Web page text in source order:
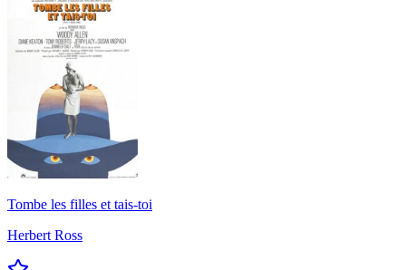
Tombe les filles et tais-toi
Herbert Ross